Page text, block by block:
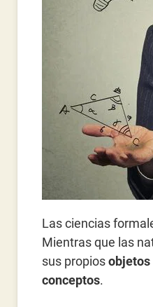
Las ciencias
Mientras que las
sus propiosobjetos
conceptos.